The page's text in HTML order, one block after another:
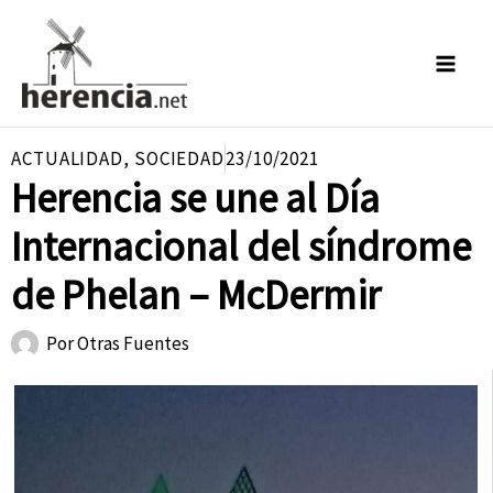
contenido
ACTUALIDAD, SOCIEDAD23/10/2021
Herencia se une al Día
Internacional del síndrome
de Phelan – McDermir
PorOtras Fuentes